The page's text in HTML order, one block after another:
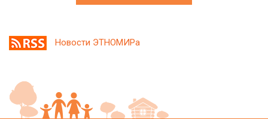
Новости ЭТНОМИРа